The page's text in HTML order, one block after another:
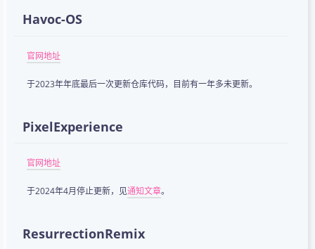
Havoc-OS
官网地址
于2023年年底最后一次更新仓库代码，目前有一年多未更新。
PixelExperience
官网地址
于2024年4月停止更新，见通知文章。
ResurrectionRemix